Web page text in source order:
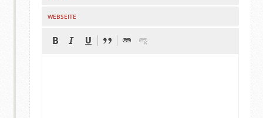
WEBSEITE